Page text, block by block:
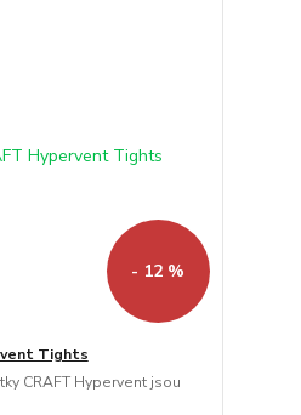
- 12 %
Tights
CRAFT Hypervent jsou